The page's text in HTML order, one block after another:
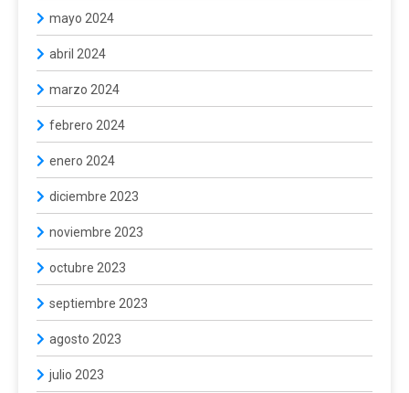
mayo 2024
abril 2024
marzo 2024
febrero 2024
enero 2024
diciembre 2023
noviembre 2023
octubre 2023
septiembre 2023
agosto 2023
julio 2023